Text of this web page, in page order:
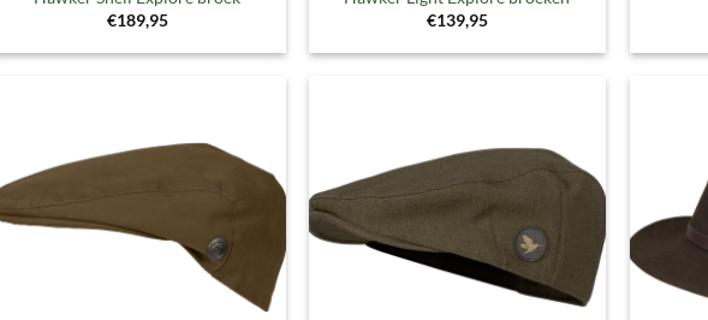
€189,95
€139,95
Toevoegen
aan
verlanglijst
aan
verlanglijst